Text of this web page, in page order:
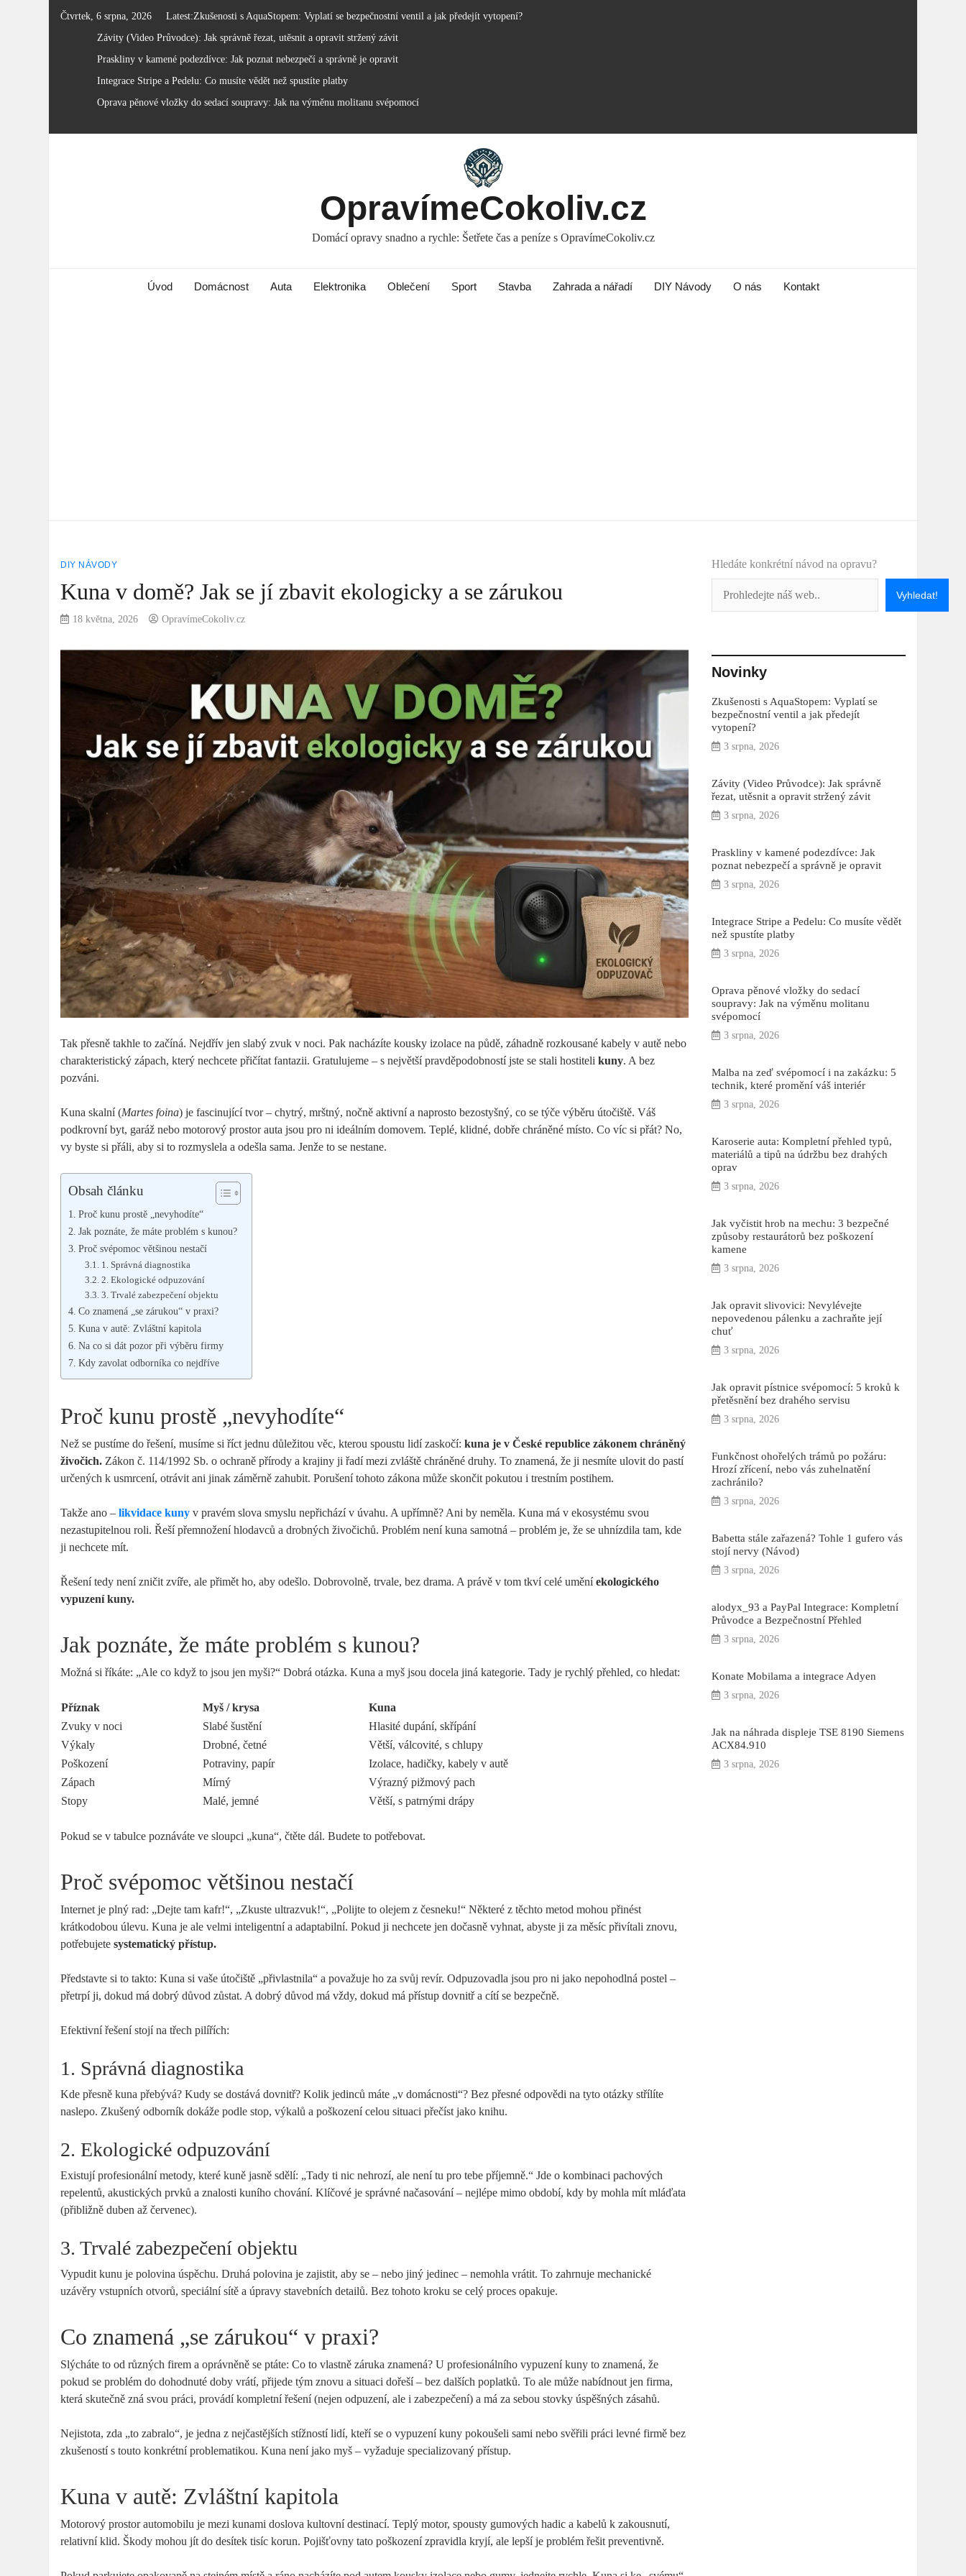
Skip
Čtvrtek, 6 srpna, 2026 Latest:Zkušenosti s AquaStopem: Vyplatí se bezpečnostní ventil a jak předejít vytopení?
Závity (Video Průvodce): Jak správně řezat, utěsnit a opravit stržený závit
Praskliny v kamené podezdívce: Jak poznat nebezpečí a správně je opravit
Integrace Stripe a Pedelu: Co musíte vědět než spustíte platby
Oprava pěnové vložky do sedací soupravy: Jak na výměnu molitanu svépomocí
OpravímeCokoliv.cz
Domácí opravy snadno a rychle: Šetřete čas a peníze s OpravímeCokoliv.cz
Úvod Domácnost Auta Elektronika Oblečení Sport Stavba Zahrada a nářadí DIY Návody O nás Kontakt
DIY NÁVODY
Kuna v domě? Jak se jí zbavit ekologicky a se zárukou
18 května, 2026 OpravímeCokoliv.cz
Tak přesně takhle to začíná. Nejdřív jen slabý zvuk v noci. Pak nacházíte kousky izolace na půdě, záhadně rozkousané kabely v autě nebo
charakteristický zápach, který nechcete přičítat fantazii. Gratulujeme – s největší pravděpodobností jste se stali hostitelikuny. A bez
pozváni.
Kuna skalní (Martes foina) je fascinující tvor – chytrý, mrštný, nočně aktivní a naprosto bezostyšný, co se týče výběru útočiště. Váš
podkrovní byt, garáž nebo motorový prostor auta jsou pro ni ideálním domovem. Teplé, klidné, dobře chráněné místo. Co víc si přát? No,
vy byste si přáli, aby si to rozmyslela a odešla sama. Jenže to se nestane.
Obsah článku
Proč kunu prostě „nevyhodíte“
Jak poznáte, že máte problém s kunou?
Proč svépomoc většinou nestačí
1. Správná diagnostika
2. Ekologické odpuzování
3. Trvalé zabezpečení objektu
Co znamená „se zárukou“ v praxi?
Kuna v autě: Zvláštní kapitola
Na co si dát pozor při výběru firmy
Kdy zavolat odborníka co nejdříve
Proč kunu prostě „nevyhodíte“
Než se pustíme do řešení, musíme si říct jednu důležitou věc, kterou spoustu lidí zaskočí:kuna je v České republice zákonem chráněný
živočich. Zákon č. 114/1992 Sb. o ochraně přírody a krajiny ji řadí mezi zvláště chráněné druhy. To znamená, že ji nesmíte ulovit do pastí
určených k usmrcení, otrávit ani jinak záměrně zahubit. Porušení tohoto zákona může skončit pokutou i trestním postihem.
Takže ano –likvidace kuny v pravém slova smyslu nepřichází v úvahu. A upřímně? Ani by neměla. Kuna má v ekosystému svou
nezastupitelnou roli. Řeší přemnožení hlodavců a drobných živočichů. Problém není kuna samotná – problém je, že se uhnízdila tam, kde
ji nechcete mít.
Řešení tedy není zničit zvíře, ale přimět ho, aby odešlo. Dobrovolně, trvale, bez drama. A právě v tom tkví celé uměníekologického
vypuzení kuny.
Jak poznáte, že máte problém s kunou?
Možná si říkáte: „Ale co když to jsou jen myši?“ Dobrá otázka. Kuna a myš jsou docela jiná kategorie. Tady je rychlý přehled, co hledat:
Příznak Myš / krysa
Kuna
Zvuky v noci
Slabé šustění
Hlasité dupání, skřípání
Výkaly
Drobné, četné
Větší, válcovité, s chlupy
Poškození
Potraviny, papír
Izolace, hadičky, kabely v autě
Zápach
Mírný
Výrazný pižmový pach
Stopy
Malé, jemné Větší, s patrnými drápy
Pokud se v tabulce poznáváte ve sloupci „kuna“, čtěte dál. Budete to potřebovat.
Proč svépomoc většinou nestačí
Internet je plný rad: „Dejte tam kafr!“, „Zkuste ultrazvuk!“, „Polijte to olejem z česneku!“ Některé z těchto metod mohou přinést
krátkodobou úlevu. Kuna je ale velmi inteligentní a adaptabilní. Pokud ji nechcete jen dočasně vyhnat, abyste ji za měsíc přivítali znovu,
potřebujetesystematický přístup.
Představte si to takto: Kuna si vaše útočiště „přivlastnila“ a považuje ho za svůj revír. Odpuzovadla jsou pro ni jako nepohodlná postel –
přetrpí ji, dokud má dobrý důvod zůstat. A dobrý důvod má vždy, dokud má přístup dovnitř a cítí se bezpečně.
Efektivní řešení stojí na třech pilířích:
1. Správná diagnostika
Kde přesně kuna přebývá? Kudy se dostává dovnitř? Kolik jedinců máte „v domácnosti“? Bez přesné odpovědi na tyto otázky střílíte
naslepo. Zkušený odborník dokáže podle stop, výkalů a poškození celou situaci přečíst jako knihu.
2. Ekologické odpuzování
Existují profesionální metody, které kuně jasně sdělí: „Tady ti nic nehrozí, ale není tu pro tebe příjemně.“ Jde o kombinaci pachových
repelentů, akustických prvků a znalosti kuního chování. Klíčové je správné načasování – nejlépe mimo období, kdy by mohla mít mláďata
(přibližně duben až červenec).
3. Trvalé zabezpečení objektu
Vypudit kunu je polovina úspěchu. Druhá polovina je zajistit, aby se – nebo jiný jedinec – nemohla vrátit. To zahrnuje mechanické
uzávěry vstupních otvorů, speciální sítě a úpravy stavebních detailů. Bez tohoto kroku se celý proces opakuje.
Co znamená „se zárukou“ v praxi?
Slýcháte to od různých firem a oprávněně se ptáte: Co to vlastně záruka znamená? U profesionálního vypuzení kuny to znamená, že
pokud se problém do dohodnuté doby vrátí, přijede tým znovu a situaci dořeší – bez dalších poplatků. To ale může nabídnout jen firma,
která skutečně zná svou práci, provádí kompletní řešení (nejen odpuzení, ale i zabezpečení) a má za sebou stovky úspěšných zásahů.
Nejistota, zda „to zabralo“, je jedna z nejčastějších stížností lidí, kteří se o vypuzení kuny pokoušeli sami nebo svěřili práci levné firmě bez
zkušeností s touto konkrétní problematikou. Kuna není jako myš – vyžaduje specializovaný přístup.
Kuna v autě: Zvláštní kapitola
Motorový prostor automobilu je mezi kunami doslova kultovní destinací. Teplý motor, spousty gumových hadic a kabelů k zakousnutí,
relativní klid. Škody mohou jít do desítek tisíc korun. Pojišťovny tato poškození zpravidla kryjí, ale lepší je problém řešit preventivně.
Hledáte konkrétní návod na opravu?
Vyhledat!
Novinky
Zkušenosti s AquaStopem: Vyplatí se
bezpečnostní ventil a jak předejít
vytopení?
3 srpna, 2026
Závity (Video Průvodce): Jak správně
řezat, utěsnit a opravit stržený závit
3 srpna, 2026
Praskliny v kamené podezdívce: Jak
poznat nebezpečí a správně je opravit
3 srpna, 2026
Integrace Stripe a Pedelu: Co musíte vědět
než spustíte platby
3 srpna, 2026
Oprava pěnové vložky do sedací
soupravy: Jak na výměnu molitanu
svépomocí
3 srpna, 2026
Malba na zeď svépomocí i na zakázku: 5
technik, které promění váš interiér
3 srpna, 2026
Karoserie auta: Kompletní přehled typů,
materiálů a tipů na údržbu bez drahých
oprav
3 srpna, 2026
Jak vyčistit hrob na mechu: 3 bezpečné
způsoby restaurátorů bez poškození
kamene
3 srpna, 2026
Jak opravit slivovici: Nevylévejte
nepovedenou pálenku a zachraňte její
chuť
3 srpna, 2026
Jak opravit pístnice svépomocí: 5 kroků k
přetěsnění bez drahého servisu
3 srpna, 2026
Funkčnost ohořelých trámů po požáru:
Hrozí zřícení, nebo vás zuhelnatění
zachránilo?
3 srpna, 2026
Babetta stále zařazená? Tohle 1 gufero vás
stojí nervy (Návod)
3 srpna, 2026
alodyx_93 a PayPal Integrace: Kompletní
Průvodce a Bezpečnostní Přehled
3 srpna, 2026
Konate Mobilama a integrace Adyen
3 srpna, 2026
Jak na náhrada displeje TSE 8190 Siemens
ACX84.910
3 srpna, 2026